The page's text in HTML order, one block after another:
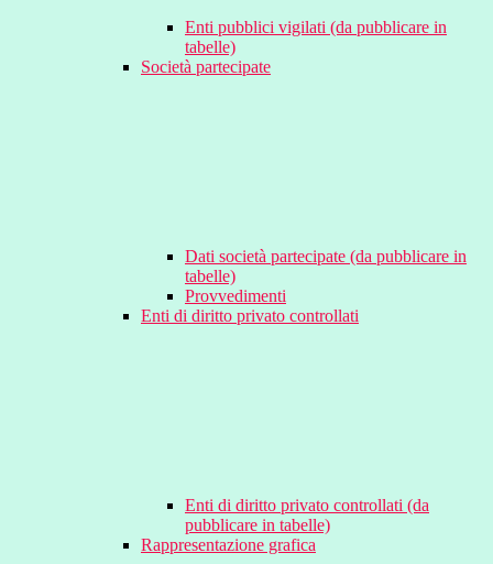
Enti pubblici vigilati (da pubblicare in
tabelle)
Società partecipate
Dati società partecipate (da pubblicare in
tabelle)
Provvedimenti
Enti di diritto privato controllati
Enti di diritto privato controllati (da
pubblicare in tabelle)
Rappresentazione grafica